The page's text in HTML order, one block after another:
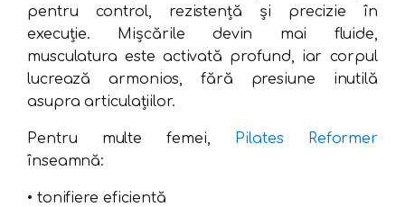
pentru control, rezistență și precizie în
execuție. Mișcările devin mai fluide,
musculatura este activată profund, iar corpul
lucrează armonios, fără presiune inutilă
asupra articulațiilor.
Pentru multe femei, Pilates Reformer
înseamnă:
• tonifiere eficientă